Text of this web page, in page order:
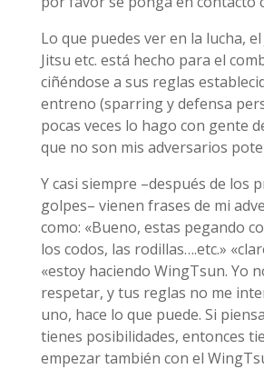
Lo que puedes ver en la lucha, el
Jitsu etc. está hecho para el
ciñéndose a sus reglas
entreno (sparring y defensa
pocas veces lo hago con gente
que no son mis adversarios
Y casi siempre –después de los
golpes– vienen frases de mi
como: «Bueno, estas pegando
los codos, las rodillas….etc.»
«estoy haciendo WingTsun. Yo
respetar, y tus reglas no me
uno, hace lo que puede. Si
tienes posibilidades, entonces
empezar también con el